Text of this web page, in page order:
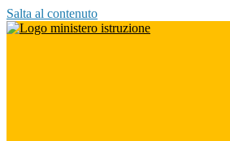
Salta al contenuto